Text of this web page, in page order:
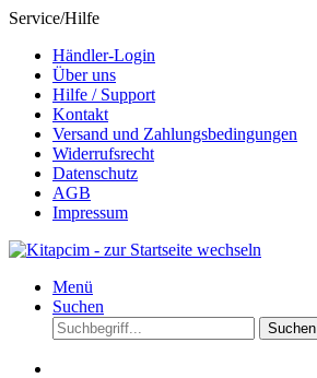
Service/Hilfe
Händler-Login
Über uns
Hilfe / Support
Kontakt
Versand und Zahlungsbedingungen
Widerrufsrecht
Datenschutz
AGB
Impressum
Menü
Suchen
Suchen